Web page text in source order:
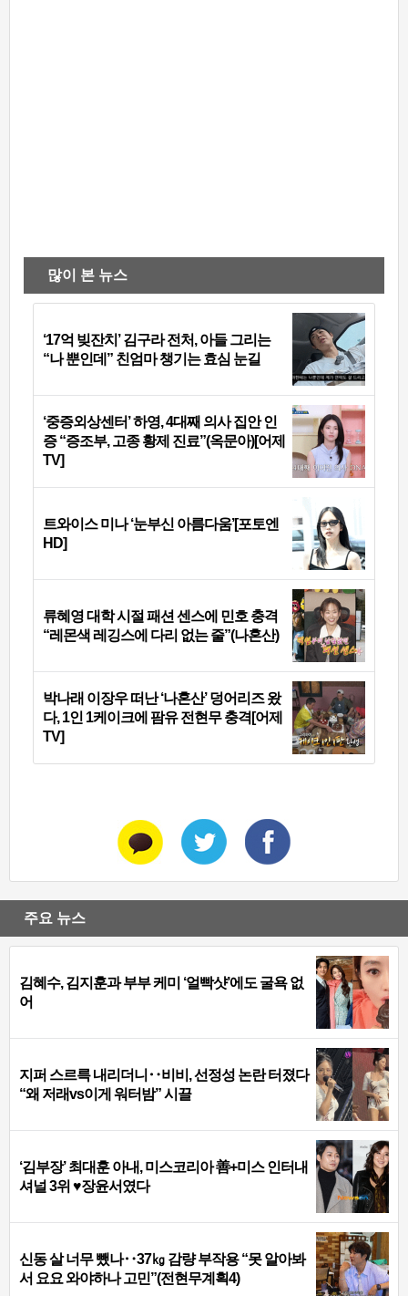
많이 본 뉴스
‘17억 빚잔치’ 김구라 전처, 아들 그리는
“나 뿐인데” 친엄마 챙기는 효심 눈길
‘중증외상센터’ 하영, 4대째 의사 집안 인
증 “증조부, 고종 황제 진료”(옥문아)[어제
TV]
트와이스 미나 ‘눈부신 아름다움’[포토엔
HD]
류혜영 대학 시절 패션 센스에 민호 충격
“레몬색 레깅스에 다리 없는 줄”(나혼산)
박나래 이장우 떠난 ‘나혼산’ 덩어리즈 왔
다, 1인 1케이크에 팜유 전현무 충격[어제
TV]
주요 뉴스
김혜수, 김지훈과 부부 케미 ‘얼빡샷’에도 굴욕 없
어
지퍼 스르륵 내리더니‥비비, 선정성 논란 터졌다
“왜 저래vs이게 워터밤” 시끌
‘김부장’ 최대훈 아내, 미스코리아 善+미스 인터내
셔널 3위 ♥장윤서였다
신동 살 너무 뺐나‥37㎏ 감량 부작용 “못 알아봐
서 요요 와야하나 고민”(전현무계획4)